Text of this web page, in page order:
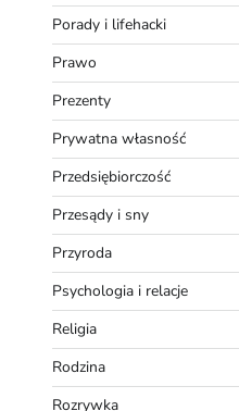
Porady i lifehacki
Prawo
Prezenty
Prywatna własność
Przedsiębiorczość
Przesądy i sny
Przyroda
Psychologia i relacje
Religia
Rodzina
Rozrywka